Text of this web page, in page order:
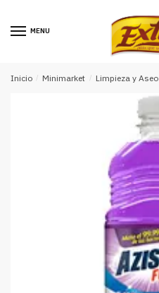
MENU
Inicio / Minimarket / Limpieza y Aseo